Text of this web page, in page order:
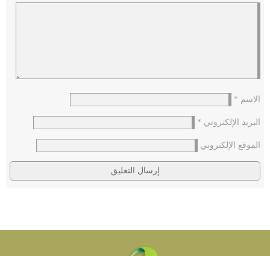
الاسم *
البريد الإلكتروني *
الموقع الإلكتروني